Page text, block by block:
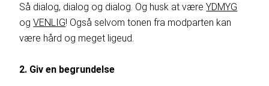
Så dialog, dialog og dialog. Og husk at væreYDMYG
ogVENLIG! Også selvom tonen fra modparten kan
være hård og meget ligeud.
2. Giv en begrundelse